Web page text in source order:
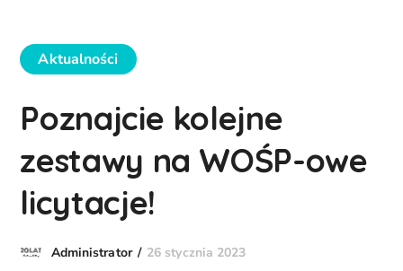
Aktualności
Poznajcie kolejne
zestawy na WOŚP-owe
licytacje!
Administrator 26 stycznia 2023